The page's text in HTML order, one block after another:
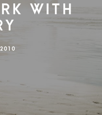
WITH